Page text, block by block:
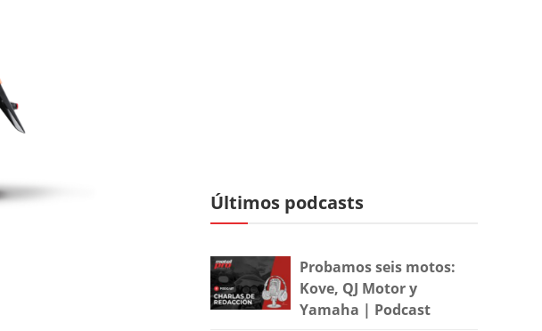
Últimos podcasts
Probamos seis motos:
Kove, QJ Motor y
Yamaha | Podcast